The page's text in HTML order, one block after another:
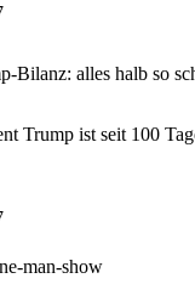
Bilanz: alles halb so
Trump ist seit 100
man-show